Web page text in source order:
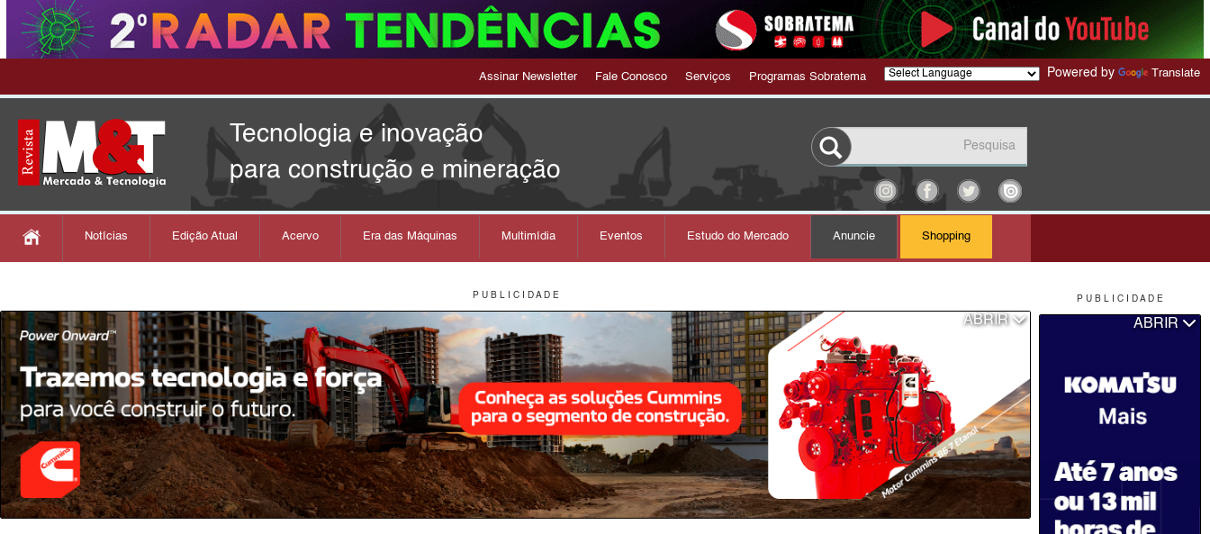
P U B L I C I D A D E
ABRIR
Assinar Newsletter Fale Conosco Serviços Programas Sobratema Powered by Translate
Tecnologia e inovação
para construção e mineração
Notícias Edição Atual Acervo Era das Máquinas Multimídia Eventos Estudo do Mercado Anuncie Shopping
P U B L I C I D A D E
ABRIR